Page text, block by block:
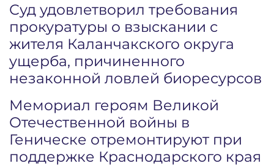
Суд удовлетворил требования
прокуратуры о взыскании с
жителя Каланчакского округа
ущерба, причиненного
незаконной ловлей биоресурсов
Мемориал героям Великой
Отечественной войны в
Геническе отремонтируют при
поддержке Краснодарского края